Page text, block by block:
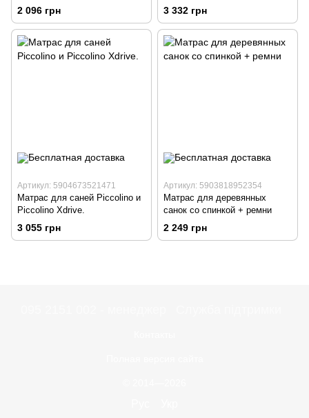
2 096 грн 3 332 грн
Артикул: 5904673521471
Матрас для саней Piccolino и
Piccolino Xdrive.
3 055 грн
Артикул: 5903818952354
Матрас для деревянных
санок со спинкой + ремни
2 249 грн